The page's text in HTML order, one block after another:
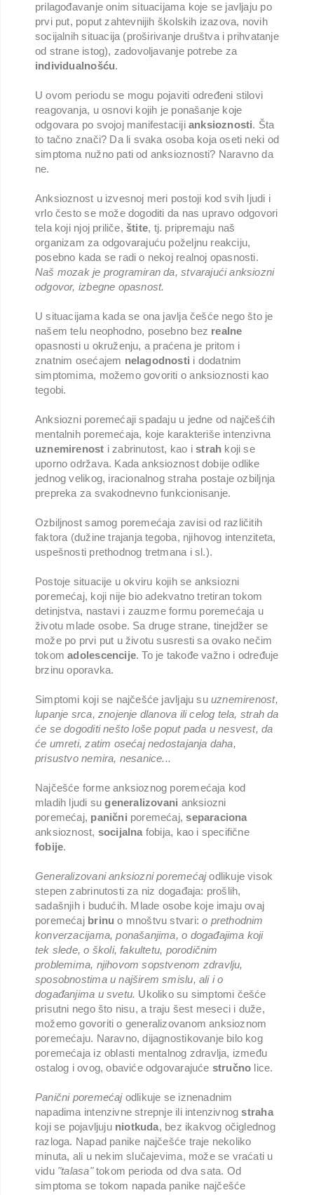
prilagođavanje onim situacijama koje se javljaju po
prvi put, poput zahtevnijih školskih izazova, novih
socijalnih situacija (proširivanje društva i prihvatanje
od strane istog), zadovoljavanje potrebe za
individualnošću.
U ovom periodu se mogu pojaviti određeni stilovi
reagovanja, u osnovi kojih je ponašanje koje
odgovara po svojoj manifestaciji anksioznosti. Šta
to tačno znači? Da li svaka osoba koja oseti neki od
simptoma nužno pati od anksioznosti? Naravno da
ne.
Anksioznost u izvesnoj meri postoji kod svih ljudi i
vrlo često se može dogoditi da nas upravo odgovori
tela koji njoj priliče,štite, tj. pripremaju naš
organizam za odgovarajuću poželjnu reakciju,
posebno kada se radi o nekoj realnoj opasnosti.
Naš mozak je programiran da, stvarajući anksiozni
odgovor, izbegne opasnost.
U situacijama kada se ona javlja češće nego što je
našem telu neophodno, posebno bez realne
opasnosti u okruženju, a praćena je pritom i
znatnim osećajem nelagodnosti i dodatnim
simptomima, možemo govoriti o anksioznosti kao
tegobi.
Anksiozni poremećaji spadaju u jedne od najčešćih
mentalnih poremećaja, koje karakteriše intenzivna
uznemirenost i zabrinutost, kao istrah koji se
uporno održava. Kada anksioznost dobije odlike
jednog velikog, iracionalnog straha postaje ozbiljnja
prepreka za svakodnevno funkcionisanje.
Ozbiljnost samog poremećaja zavisi od različitih
faktora (dužine trajanja tegoba, njihovog intenziteta,
uspešnosti prethodnog tretmana i sl.).
Postoje situacije u okviru kojih se anksiozni
poremećaj, koji nije bio adekvatno tretiran tokom
detinjstva, nastavi i zauzme formu poremećaja u
životu mlade osobe. Sa druge strane, tinejdžer se
može po prvi put u životu susresti sa ovako nečim
tokomadolescencije. To je takođe važno i određuje
brzinu oporavka.
Simptomi koji se najčešće javljaju su uznemirenost,
lupanje srca, znojenje dlanova ili celog tela, strah da
će se dogoditi nešto loše poput pada u nesvest, da
će umreti, zatim osećaj nedostajanja daha,
prisustvo nemira, nesanice...
Najčešće forme anksioznog poremećaja kod
mladih ljudi sugeneralizovani anksiozni
poremećaj, panični poremećaj,separaciona
anksioznost, socijalna fobija, kao i specifične
fobije.
Generalizovani anksiozni poremećajodlikuje visok
stepen zabrinutosti za niz događaja: prošlih,
sadašnjih i budućih. Mlade osobe koje imaju ovaj
poremećaj brinuo mnoštvu stvari:o prethodnim
konverzacijama, ponašanjima, o događajima koji
tek slede, o školi, fakultetu, porodičnim
problemima, njihovom sopstvenom zdravlju,
sposobnostima u najširem smislu, ali i o
događanjima u svetu. Ukoliko su simptomi češće
prisutni nego što nisu, a traju šest meseci i duže,
možemo govoriti o generalizovanom anksioznom
poremećaju. Naravno, dijagnostikovanje bilo kog
poremećaja iz oblasti mentalnog zdravlja, između
ostalog i ovog, obaviće odgovarajuće stručno lice.
Panični poremećaj odlikuje se iznenadnim
napadima intenzivne strepnje ili intenzivnogstraha
koji se pojavljuju niotkuda, bez ikakvog očiglednog
razloga. Napad panike najčešće traje nekoliko
minuta, ali u nekim slučajevima, može se vraćati u
vidu "talasa"tokom perioda od dva sata. Od
simptoma se tokom napada panike najčešće